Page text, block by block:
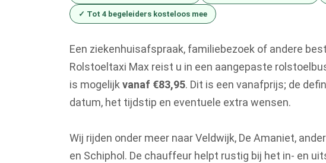
✓ Tot 4 begeleiders kosteloos mee
Een ziekenhuisafspraak, familiebezoek of andere
Rolstoeltaxi Max reist u in een aangepaste
is mogelijk vanaf €83,95. Dit is een vanafprijs; de
datum, het tijdstip en eventuele extra wensen.
Wij rijden onder meer naar Veldwijk, De Amaniet,
en Schiphol. De chauffeur helpt rustig bij het in- en